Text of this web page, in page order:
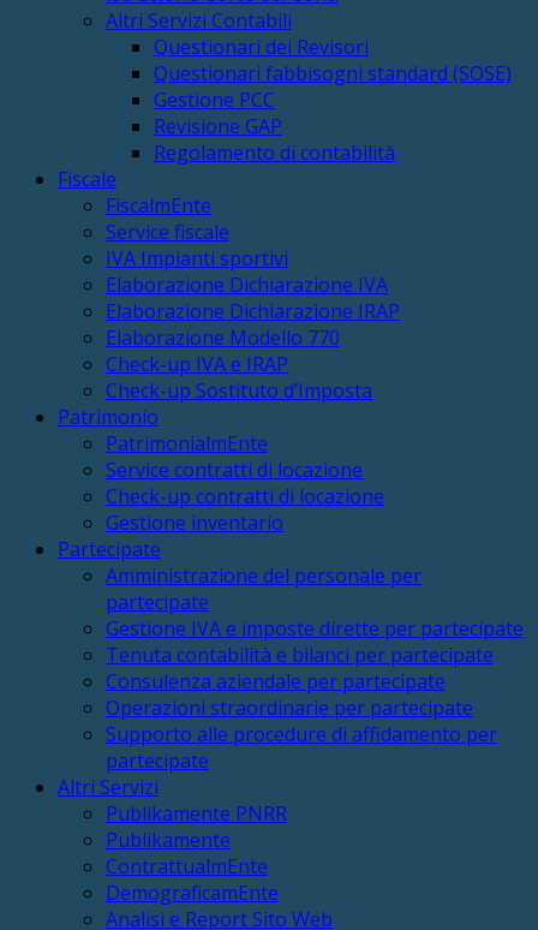
Altri Servizi Contabili
Questionari dei Revisori
Questionari fabbisogni standard (SOSE)
Gestione PCC
Revisione GAP
Regolamento di contabilità
Fiscale
FiscalmEnte
Service fiscale
IVA Impianti sportivi
Elaborazione Dichiarazione IVA
Elaborazione Dichiarazione IRAP
Elaborazione Modello 770
Check-up IVA e IRAP
Check-up Sostituto d’Imposta
Patrimonio
PatrimonialmEnte
Service contratti di locazione
Check-up contratti di locazione
Gestione inventario
Partecipate
Amministrazione del personale per
partecipate
Gestione IVA e imposte dirette per partecipate
Tenuta contabilità e bilanci per partecipate
Consulenza aziendale per partecipate
Operazioni straordinarie per partecipate
Supporto alle procedure di affidamento per
partecipate
Altri Servizi
Publikamente PNRR
Publikamente
ContrattualmEnte
DemograficamEnte
Analisi e Report Sito Web